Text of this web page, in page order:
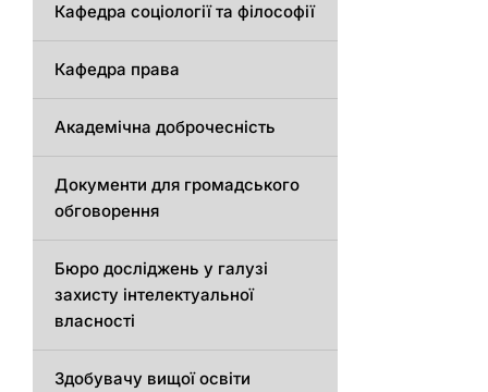
Кафедра соціології та філософії
Кафедра права
Академічна доброчесність
Документи для громадського
обговорення
Бюро досліджень у галузі
захисту інтелектуальної
власності
Здобувачу вищої освіти